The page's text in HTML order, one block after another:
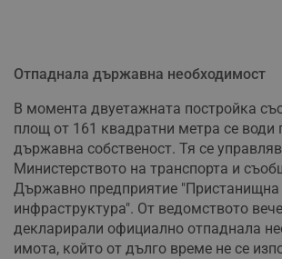
Отпаднала държавна необходимост
В момента двуетажната постройка
площ от 161 квадратни метра се води
държавна собственост. Тя се
Министерството на транспорта и
Държавно предприятие "Пристанищна
инфраструктура". От ведомството
декларирали официално отпаднала
имота, който от дълго време не се